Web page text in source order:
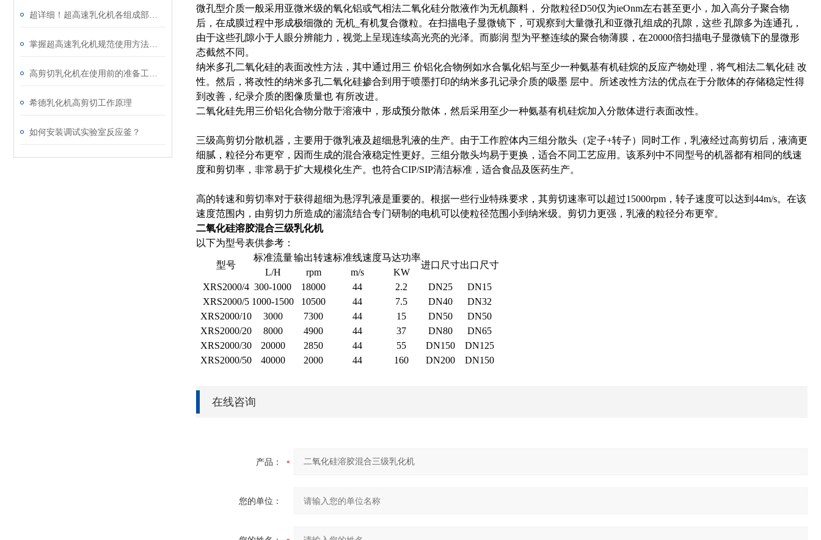
希德乳化机高剪切工作原理
如何安装调试实验室反应釜？
微孔型介质一般采用亚微米级的氧化铝或气相法二氧化硅分散液作为无机颜料， 分散粒径D50仅为ieOnm左右甚至更小，加入高分子聚合物
后，在成膜过程中形成极细微的 无机_有机复合微粒。在扫描电子显微镜下，可观察到大量微孔和亚微孔组成的孔隙，这些 孔隙多为连通孔，
由于这些孔隙小于人眼分辨能力，视觉上呈现连续高光亮的光泽。而膨润 型为平整连续的聚合物薄膜，在20000倍扫描电子显微镜下的显微形
态截然不同。
纳米多孔二氧化硅的表面改性方法，其中通过用三 价铝化合物例如水合氯化铝与至少一种氨基有机硅烷的反应产物处理，将气相法二氧化硅 改
性。然后，将改性的纳米多孔二氧化硅掺合到用于喷墨打印的纳米多孔记录介质的吸墨 层中。所述改性方法的优点在于分散体的存储稳定性得
到改善，纪录介质的图像质量也 有所改进。
二氧化硅先用三价铝化合物分散于溶液中，形成预分散体，然后采用至少一种氨基有机硅烷加入分散体进行表面改性。
三级高剪切分散机器，主要用于微乳液及超细悬乳液的生产。由于工作腔体内三组分散头（定子+转子）同时工作，乳液经过高剪切后，液滴更
细腻，粒径分布更窄，因而生成的混合液稳定性更好。三组分散头均易于更换，适合不同工艺应用。该系列中不同型号的机器都有相同的线速
度和剪切率，非常易于扩大规模化生产。也符合CIP/SIP清洁标准，适合食品及医药生产。
高的转速和剪切率对于获得超细为悬浮乳液是重要的。根据一些行业特殊要求，其剪切速率可以超过15000rpm，转子速度可以达到44m/s。在该
速度范围内，由剪切力所造成的湍流结合专门研制的电机可以使粒径范围小到纳米级。剪切力更强，乳液的粒径分布更窄。
二氧化硅溶胶混合三级乳化机
以下为型号表供参考：
型号
标准流量
L/H
输出转速
rpm
标准线速度
m/s
马达功率
KW
进口尺寸出口尺寸
XRS2000/4 300-1000 18000 44 2.2 DN25
DN15
XRS2000/5 1000-1500 10500 44 7.5 DN40
DN32
XRS2000/10
3000 7300 44 15 DN50
DN50
XRS2000/20
8000 4900 44 37 DN80
DN65
XRS2000/30
20000 2850 44 55 DN150
DN125
XRS2000/50
40000 2000 44 160 DN200 DN150
在线咨询
产品：
您的单位：